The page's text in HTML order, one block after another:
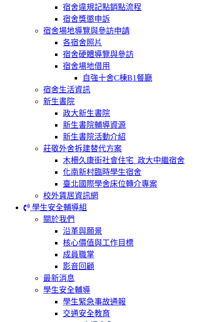
宿舍違規記點銷點流程
宿舍獎懲申訴
宿舍場地導覽與參訪申請
各宿舍照片
宿舍硬體導覽與參訪
宿舍場地借用
自強十舍C棟B1餐廳
宿舍生活資訊
新生書院
政大新生書院
新生書院輔導資源
新生書院活動介紹
莊敬外舍拆建替代方案
木柵久康街社會住宅_政大中繼宿舍
化南新村臨時學生宿舍
臺北國際學舍床位轉介專案
校外賃居資訊網
學生安全輔導組
關於我們
沿革與願景
核心價值與工作目標
成員職掌
影音回顧
最新消息
學生安全輔導
學生緊急事故通報
交通安全教育